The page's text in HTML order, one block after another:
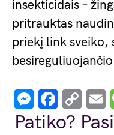
insekticidais –
pritrauktas
priekį link sveiko,
Patiko?